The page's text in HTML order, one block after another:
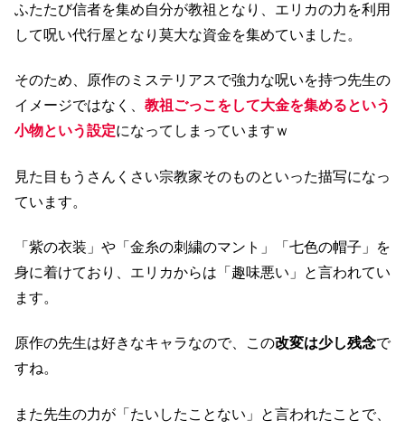
ふたたび信者を集め自分が教祖となり、エリカの力を利用
して呪い代行屋となり莫大な資金を集めていました。
そのため、原作のミステリアスで強力な呪いを持つ先生の
イメージではなく、 教祖ごっこをして大金を集めるという
小物という設定になってしまっていますｗ
見た目もうさんくさい宗教家そのものといった描写になっ
ています。
「紫の衣装」や「金糸の刺繍のマント」「七色の帽子」を
身に着けており、エリカからは「趣味悪い」と言われてい
ます。
原作の先生は好きなキャラなので、この改変は少し残念で
すね。
また先生の力が「たいしたことない」と言われたことで、